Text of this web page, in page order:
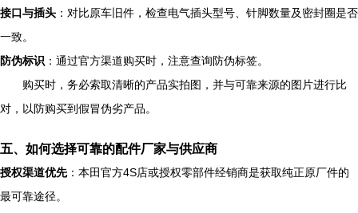
接口与插头 ：对比原车旧件，检查电气插头型号、针脚数量及密封圈是否
一致。
防伪标识 ：通过官方渠道购买时，注意查询防伪标签。
购买时，务必索取清晰的产品实拍图，并与可靠来源的图片进行比
对，以防购买到假冒伪劣产品。
五、如何选择可靠的配件厂家与供应商
授权渠道优先：本田官方4S店或授权零部件经销商是获取纯正原厂件的
最可靠途径。